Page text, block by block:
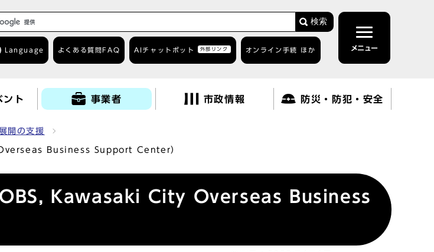
検索
Language よくある質問 FAQ AIチャットボット 外部リンク オンライン手続 ほか メニュー
ント 事業者 市政情報 防災・防犯・安全
開の支援
Business Support Center）
Kawasaki City Overseas Business